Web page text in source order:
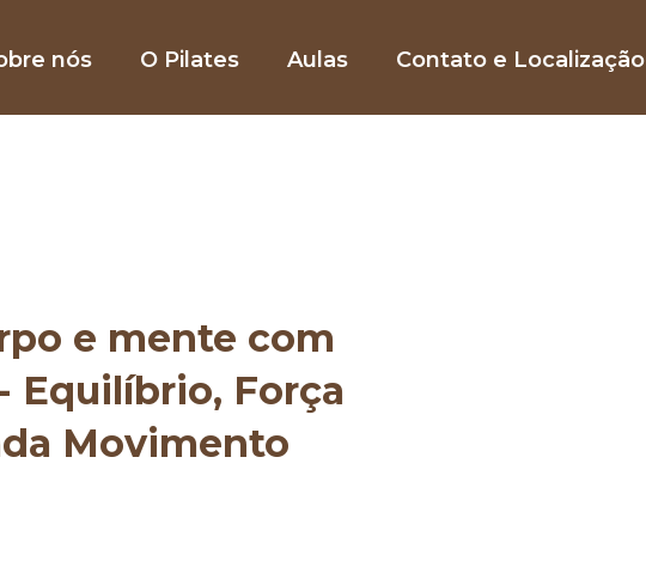
nós O Pilates Aulas Contato e Localização
e mente com
Equilíbrio, Força
Movimento